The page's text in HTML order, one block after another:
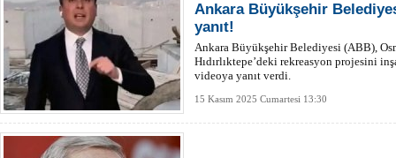
Ankara Büyükşehir
yanıt!
Ankara Büyükşehir Belediyesi (ABB),
Hıdırlıktepe’deki rekreasyon projesini
videoya yanıt verdi.
15 Kasım 2025 Cumartesi 13:30